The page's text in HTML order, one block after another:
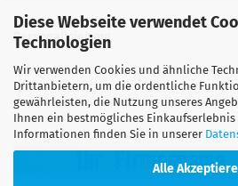
Diese Webseite verwendet
Technologien
Wir verwenden Cookies und ähnliche
Drittanbietern, um die ordentliche
gewährleisten, die Nutzung unseres
Ihnen ein bestmögliches
Informationen finden Sie in unserer
Alle
Personalisierung
Lassen Sie sich Ihre Gurte bedrucken.
Warengruppe "Spanngurte"